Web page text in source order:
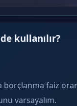
kullanılır?
faiz
varsayalım.